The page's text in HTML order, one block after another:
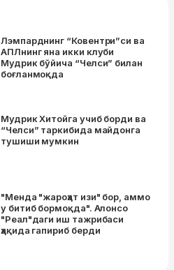
Лэмпарднинг “Ковентри”си ва
АПЛнинг яна икки клуби
Мудрик бўйича “Челси” билан
боғланмоқда
Мудрик Хитойга учиб борди ва
“Челси” таркибида майдонга
тушиши мумкин
"Менда "жароҳат изи" бор, аммо
у битиб бормоқда". Алонсо
"Реал"даги иш тажрибаси
ҳақида гапириб берди